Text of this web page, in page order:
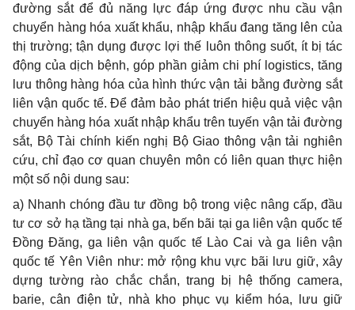
đường sắt để đủ năng lực đáp ứng được nhu cầu vận
chuyển hàng hóa xuất khẩu, nhập khẩu đang tăng lên của
thị trường; tận dụng được lợi thế luôn thông suốt, ít bị tác
động của dịch bệnh, góp phần giảm chi phí logistics, tăng
lưu thông hàng hóa của hình thức vận tải bằng đường sắt
liên vận quốc tế. Để đảm bảo phát triển hiệu quả việc vận
chuyển hàng hóa xuất nhập khẩu trên tuyến vận tải đường
sắt, Bộ Tài chính kiến nghị Bộ Giao thông vận tải nghiên
cứu, chỉ đạo cơ quan chuyên môn có liên quan thực hiện
một số nội dung sau:
a) Nhanh chóng đầu tư đồng bộ trong việc nâng cấp, đầu
tư cơ sở hạ tầng tại nhà ga, bến bãi tại ga liên vận quốc tế
Đồng Đăng, ga liên vận quốc tế Lào Cai và ga liên vận
quốc tế Yên Viên như: mở rộng khu vực bãi lưu giữ, xây
dựng tường rào chắc chắn, trang bị hệ thống camera,
barie, cân điện tử, nhà kho phục vụ kiểm hóa, lưu giữ